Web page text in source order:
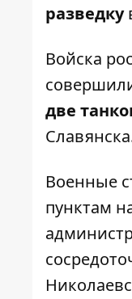
разведку
Войска
две
Военные
пунктам